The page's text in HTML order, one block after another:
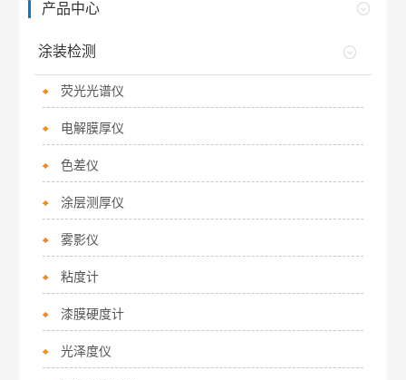
产品中心
涂装检测
荧光光谱仪
电解膜厚仪
色差仪
涂层测厚仪
雾影仪
粘度计
漆膜硬度计
光泽度仪